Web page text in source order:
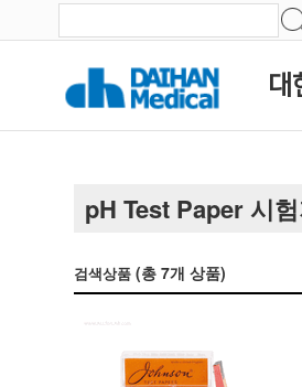
대
pH Test Paper 시
검색상품 (총7개 상품)